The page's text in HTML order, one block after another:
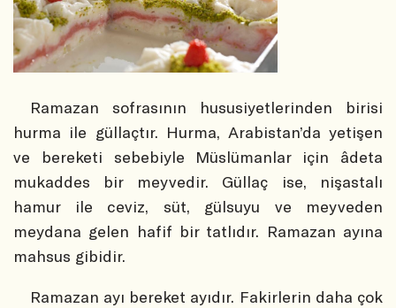
Ramazan sofrasının hususiyetlerinden birisi
hurma ile güllaçtır. Hurma, Arabistan’da yetişen
ve bereketi sebebiyle Müslümanlar için âdeta
mukaddes bir meyvedir. Güllaç ise, nişastalı
hamur ile ceviz, süt, gülsuyu ve meyveden
meydana gelen hafif bir tatlıdır. Ramazan ayına
mahsus gibidir.
Ramazan ayı bereket ayıdır. Fakirlerin daha çok